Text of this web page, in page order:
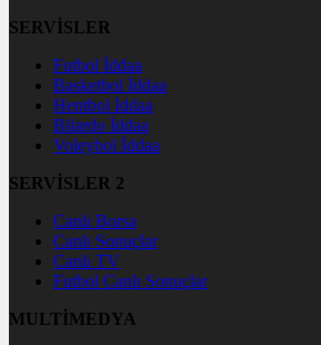
SERVİSLER
Futbol İddaa
Basketbol İddaa
Hentbol İddaa
Bilardo İddaa
Voleybol İddaa
SERVİSLER 2
Canlı Borsa
Canlı Sonuçlar
Canlı TV
Futbol Canlı Sonuçlar
MULTİMEDYA